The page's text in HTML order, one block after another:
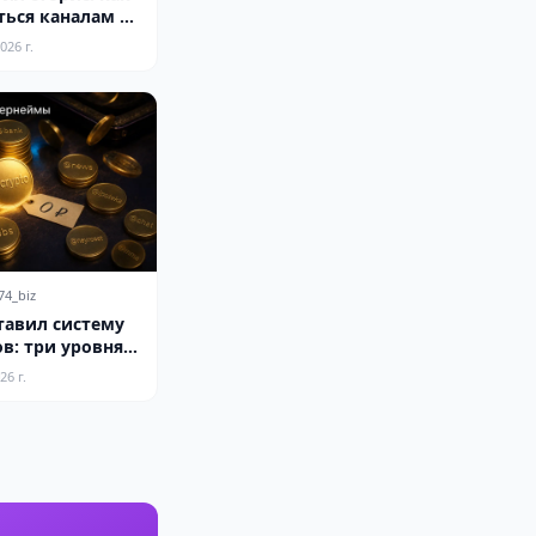
каналам к
г.
систему
три уровня
г.